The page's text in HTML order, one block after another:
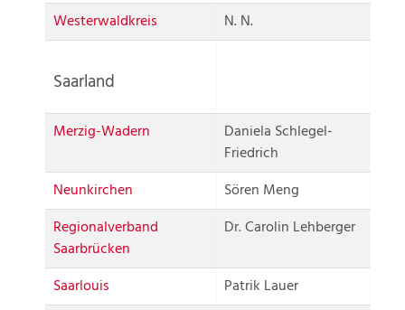
Westerwaldkreis
N. N.
Saarland
Merzig-Wadern
Daniela Schlegel-
Friedrich
Neunkirchen
Sören Meng
Regionalverband
Saarbrücken
Dr. Carolin Lehberger
Saarlouis
Patrik Lauer